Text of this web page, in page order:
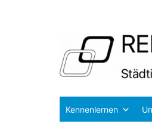
Reinoldus-
und
Kennenlernen